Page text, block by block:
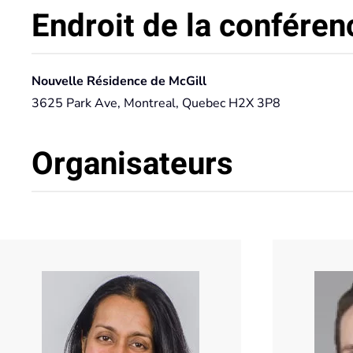
Endroit de la
Nouvelle Résidence de McGill
3625 Park Ave, Montreal, Quebec H2X 3P8
Organisateurs